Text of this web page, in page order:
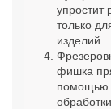
упростит
только
изделий.
фишка
помощью